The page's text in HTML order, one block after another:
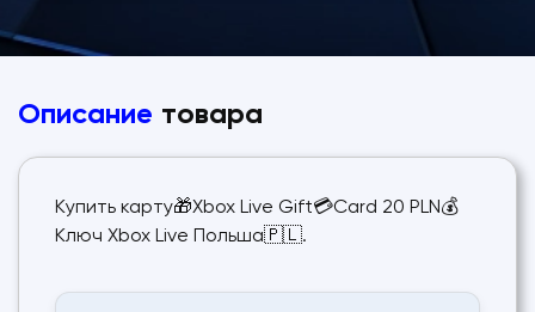
Описание товара
Купить карту🎁Xbox Live Gift💳Card 20 PLN💰
Ключ Xbox Live Польша🇵🇱.